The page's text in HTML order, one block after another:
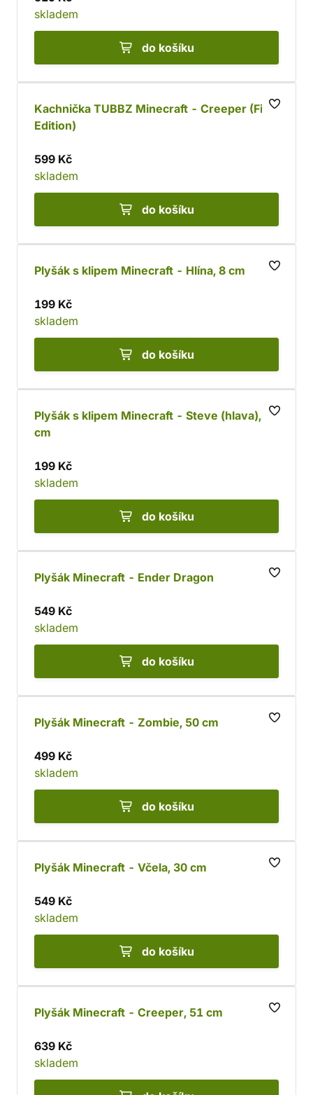
skladem
do košíku
Kachnička TUBBZ Minecraft - Creeper (First
Edition)
599 Kč
skladem
do košíku
Plyšák s klipem Minecraft - Hlína, 8 cm
199 Kč
skladem
do košíku
Plyšák s klipem Minecraft - Steve (hlava), 8
cm
199 Kč
skladem
do košíku
Plyšák Minecraft - Ender Dragon
549 Kč
skladem
do košíku
Plyšák Minecraft - Zombie, 50 cm
499 Kč
skladem
do košíku
Plyšák Minecraft - Včela, 30 cm
549 Kč
skladem
do košíku
Plyšák Minecraft - Creeper, 51 cm
639 Kč
skladem